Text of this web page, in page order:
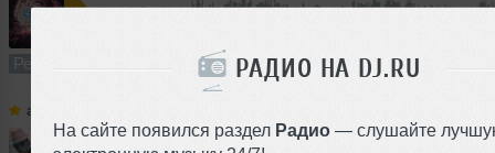
РАДИО НА DJ.RU
На сайте появился раздел Радио — слушайте
Ремикс
al | bo